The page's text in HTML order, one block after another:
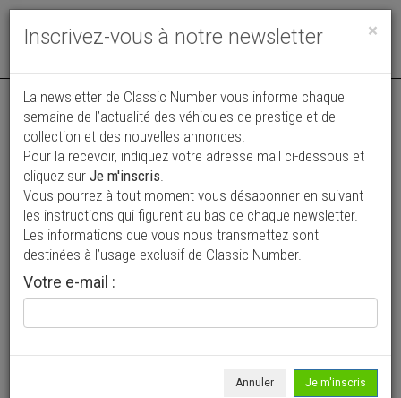
Toggle
Annonce actualisée le 04/08/2026 ( il y a 5 jours )
Volkswagen Combi T2 11 WINDOWS
45 000 €
1958 Bus
×
Inscrivez-vous à notre newsletter
La newsletter de Classic Number vous informe chaque
semaine de l’actualité des véhicules de prestige et de
collection et des nouvelles annonces.
Pour la recevoir, indiquez votre adresse mail ci-dessous et
cliquez sur Je m'inscris.
Vous pourrez à tout moment vous désabonner en suivant
les instructions qui figurent au bas de chaque newsletter.
Les informations que vous nous transmettez sont
destinées à l’usage exclusif de Classic Number.
Votre e-mail :
Annuler Je m'inscris